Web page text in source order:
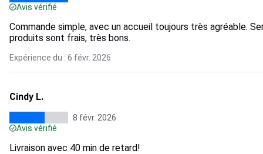
Avis vérifié
Commande simple, avec un accueil toujours très agréable.
produits sont frais, très bons.
Expérience du : 6 févr. 2026
Cindy L.
8 févr. 2026
Avis vérifié
Livraison avec 40 min de retard!